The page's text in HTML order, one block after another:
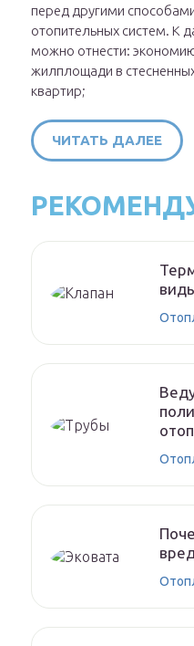
перед другими
отопительных систем. К
можно отнести:
жилплощади в
квартир;
ЧИТАТЬ ДАЛЕЕ